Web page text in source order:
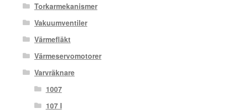
Torkarmekanismer
Vakuumventiler
Värmefläkt
Värmeservomotorer
Varvräknare
1007
107 I